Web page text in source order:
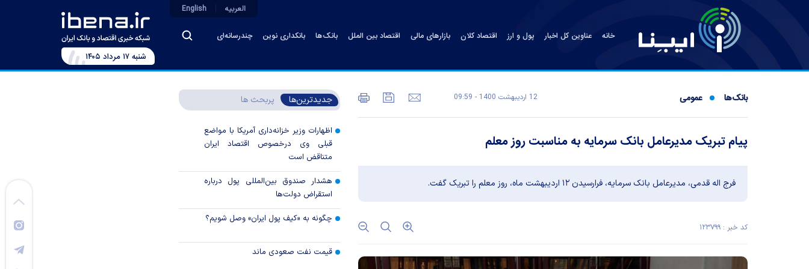
خانه عناوین کل اخبار پول و ارز اقتصاد کلان بازارهای مالی اقتصاد بین الملل بانک‌ها بانکداری نوین چندرسانه‌ای
العربیه English
شنبه ۱۷ مرداد ۱۴۰۵
بانک‌ها عمومی 12 ارديبهشت 1400 - 09:59
پیام تبریک مدیرعامل بانک سرمایه به مناسبت روز معلم
فرج اله قدمی، مدیرعامل بانک سرمایه، فرارسیدن ۱۲ اردیبهشت ماه، روز معلم را تبریک گفت.
کد خبر : ۱۲۳۷۹۹
جدیدترین‌ها پربحث ها
اظهارات وزیر خزانه‌داری آمریکا با مواضع
قبلی وی درخصوص اقتصاد ایران
متناقض است
هشدار صندوق بین‌المللی پول درباره
استقراض دولت‌ها
چگونه به «کیف پول ایران» وصل شویم؟
قیمت نفت صعودی ماند